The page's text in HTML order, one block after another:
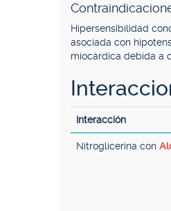
Hipersensibilidad
asociada con
miocárdica debida a
Interacción
Nitroglicerina con